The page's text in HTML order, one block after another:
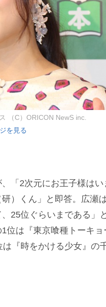
（C）ORICON NewS inc.
を見る
「2次元にお王子様はい
）くん」と即答。広瀬
25位ぐらいまである」
位は『東京喰種トーキ
『時をかける少女』の